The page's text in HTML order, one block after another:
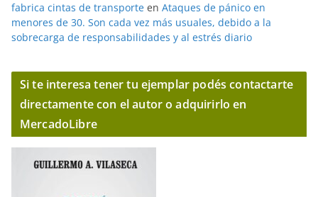
fabrica cintas de transporte en Ataques de pánico en
menores de 30. Son cada vez más usuales, debido a la
sobrecarga de responsabilidades y al estrés diario
Si te interesa tener tu ejemplar podés contactarte
directamente con el autor o adquirirlo en
MercadoLibre